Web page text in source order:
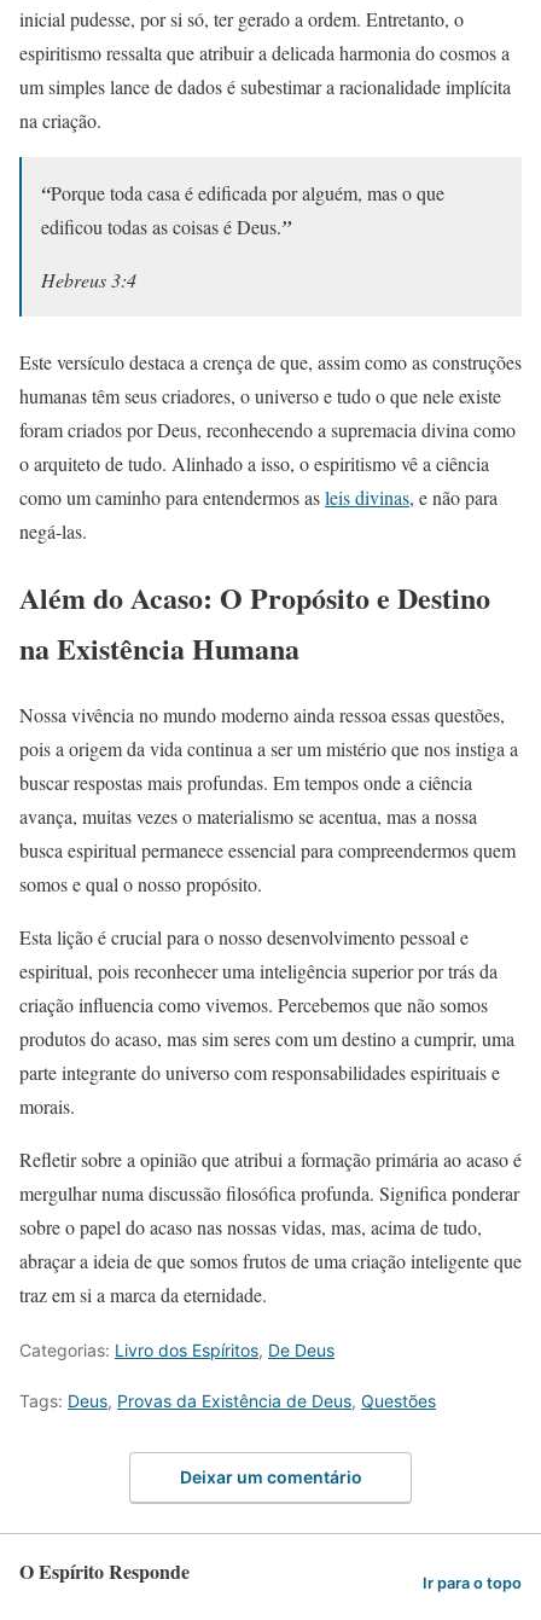
inicial pudesse, por si só, ter gerado a ordem. Entretanto, o
espiritismo ressalta que atribuir a delicada harmonia do cosmos a
um simples lance de dados é subestimar a racionalidade implícita
na criação.
“Porque toda casa é edificada por alguém, mas o que
edificou todas as coisas é Deus.”
Hebreus 3:4
Este versículo destaca a crença de que, assim como as construções
humanas têm seus criadores, o universo e tudo o que nele existe
foram criados por Deus, reconhecendo a supremacia divina como
o arquiteto de tudo. Alinhado a isso, o espiritismo vê a ciência
como um caminho para entendermos asleis divinas, e não para
negá-las.
Além do Acaso: O Propósito e Destino
na Existência Humana
Nossa vivência no mundo moderno ainda ressoa essas questões,
pois a origem da vida continua a ser um mistério que nos instiga a
buscar respostas mais profundas. Em tempos onde a ciência
avança, muitas vezes o materialismo se acentua, mas a nossa
busca espiritual permanece essencial para compreendermos quem
somos e qual o nosso propósito.
Esta lição é crucial para o nosso desenvolvimento pessoal e
espiritual, pois reconhecer uma inteligência superior por trás da
criação influencia como vivemos. Percebemos que não somos
produtos do acaso, mas sim seres com um destino a cumprir, uma
parte integrante do universo com responsabilidades espirituais e
morais.
Refletir sobre a opinião que atribui a formação primária ao acaso é
mergulhar numa discussão filosófica profunda. Significa ponderar
sobre o papel do acaso nas nossas vidas, mas, acima de tudo,
abraçar a ideia de que somos frutos de uma criação inteligente que
traz em si a marca da eternidade.
Categorias: Livro dos Espíritos, De Deus
Tags: Deus, Provas da Existência de Deus, Questões
Deixar um comentário
O Espírito Responde Ir para o topo